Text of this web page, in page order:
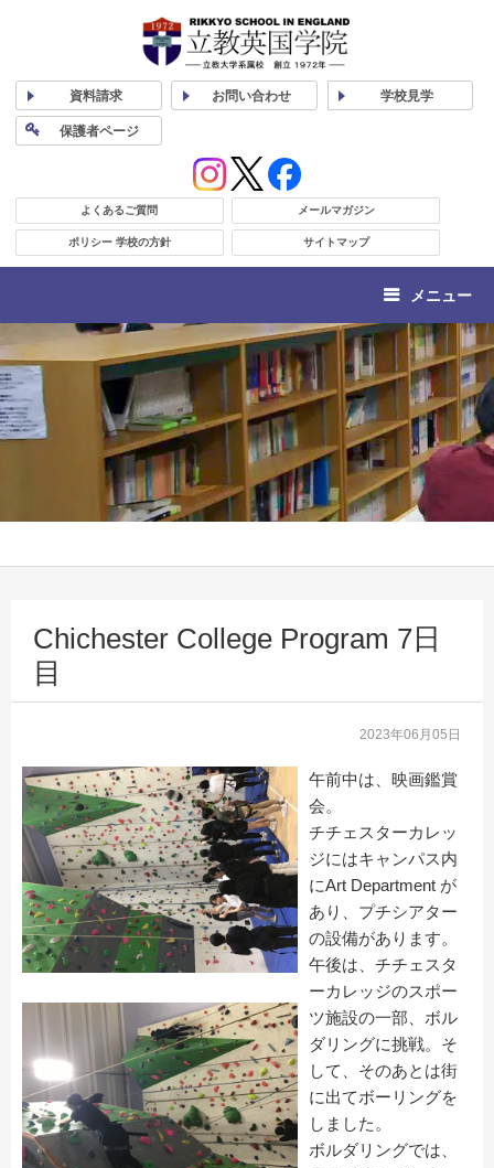
資料請求 お問い合わせ 学校見学
保護者ページ
よくあるご質問 メールマガジン
ポリシー 学校の方針 サイトマップ
メニュー
Chichester College Program 7日
目
2023年06月05日
午前中は、映画鑑賞
会。
チチェスターカレッ
ジにはキャンパス内
にArt Department が
あり、プチシアター
の設備があります。
午後は、チチェスタ
ーカレッジのスポー
ツ施設の一部、ボル
ダリングに挑戦。そ
して、そのあとは街
に出てボーリングを
しました。
ボルダリングでは、